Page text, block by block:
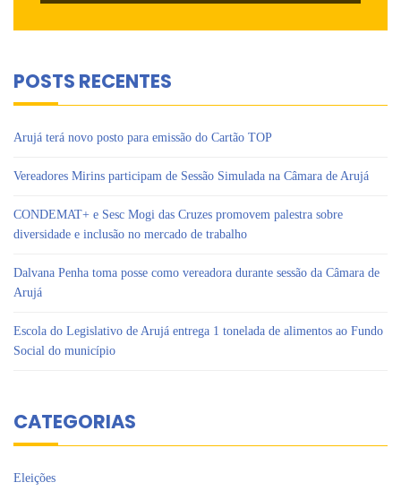
POSTS RECENTES
Arujá terá novo posto para emissão do Cartão TOP
Vereadores Mirins participam de Sessão Simulada na Câmara de Arujá
CONDEMAT+ e Sesc Mogi das Cruzes promovem palestra sobre
diversidade e inclusão no mercado de trabalho
Dalvana Penha toma posse como vereadora durante sessão da Câmara de
Arujá
Escola do Legislativo de Arujá entrega 1 tonelada de alimentos ao Fundo
Social do município
CATEGORIAS
Eleições